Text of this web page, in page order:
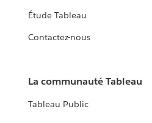
Étude Tableau
Contactez-nous
La communauté Tableau
Tableau Public